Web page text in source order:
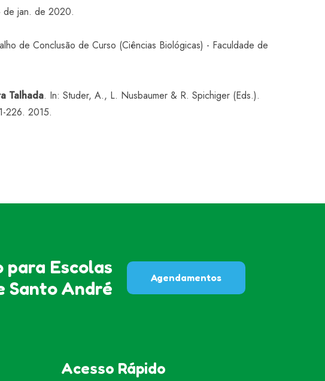
de jan. de 2020.
de Conclusão de Curso (Ciências Biológicas) - Faculdade de
Talhada. In: Studer, A., L. Nusbaumer & R. Spichiger (Eds.).
226. 2015.
Escolas
Santo André
Agendamentos
Acesso Rápido